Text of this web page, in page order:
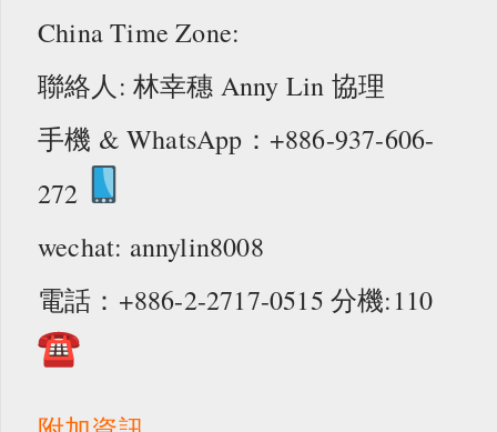
China Time Zone:
聯絡人: 林幸穗 Anny Lin 協理
手機 & WhatsApp：+886-937-606-
272
wechat: annylin8008
電話：+886-2-2717-0515 分機:110